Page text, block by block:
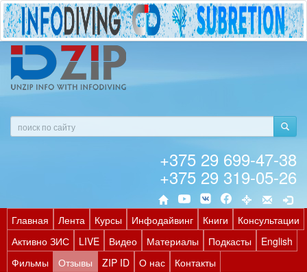
+375 29 699-47-38
+375 29 319-05-26
Главная Лента Курсы Инфодайвинг Книги
Консультации
Активно ЗИС
LIVE Видео Материалы Подкасты
English
Фильмы
Отзывы ZIP ID О нас Контакты